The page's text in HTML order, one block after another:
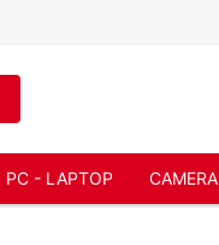
PC - LAPTOP CAMERA